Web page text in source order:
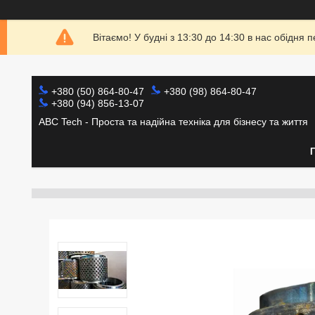
Вітаємо! У будні з 13:30 до 14:30 в нас
+380 (50) 864-80-47
+380 (98) 864-80-47
+380 (94) 856-13-07
ABC Tech - Проста та надійна техніка для бізнесу та життя